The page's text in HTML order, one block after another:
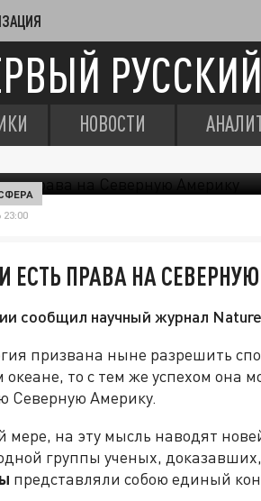
РУССКИЙ
НОВОСТИ
ЕСТЬ ПРАВА НА
сообщил научный журнал
призвана ныне разрешить
то с тем же успехом она
Северную Америку.
мере, на эту мысль наводят
группы ученых,
представляли собою единый